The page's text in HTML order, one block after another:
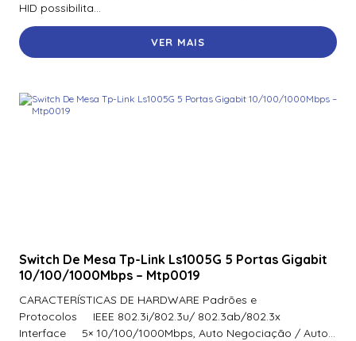
HID possibilita...
VER MAIS
Switch De Mesa Tp-Link Ls1005G 5 Portas Gigabit
10/100/1000Mbps – Mtp0019
CARACTERÍSTICAS DE HARDWARE Padrões e
Protocolos IEEE 802.3i/802.3u/ 802.3ab/802.3x
Interface 5× 10/100/1000Mbps, Auto Negociação / Auto...